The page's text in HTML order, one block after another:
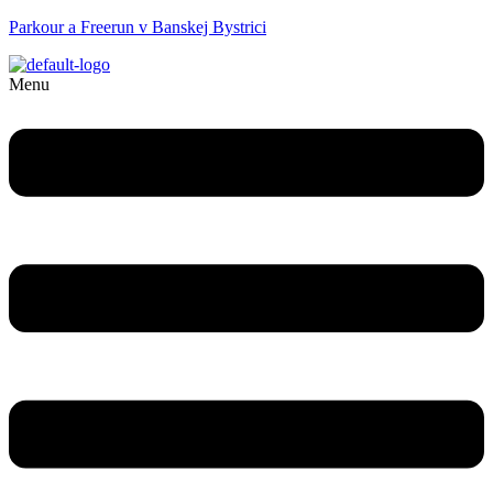
Parkour a Freerun v Banskej Bystrici
Menu